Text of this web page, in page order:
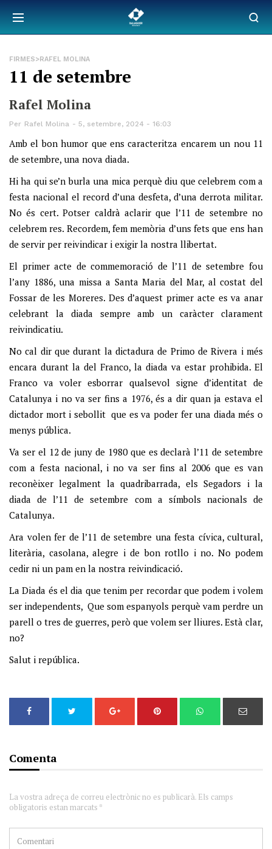
FIRMES>RAFEL MOLINA
11 de setembre
Rafel Molina
Per Rafel Molina 5, setembre, 2024 - 16:03
Amb el bon humor que ens caracteritza encarem un nou 11
de setembre, una nova diada.
Hi ha qui se’n burla una mica perquè diu que celebrem com a
festa nacional el record d’una desfeta, d’una derrota militar.
No és cert. Potser caldrà aclarir que l’11 de setembre no
celebrem res. Recordem, fem memòria d’uns fets que ens han
de servir per reivindicar i exigir la nostra llibertat.
El primer acte de commemoració de l’11 de setembre fou
l’any 1886, una missa a Santa Maria del Mar, al costat del
Fossar de les Moreres. Des d’aquest primer acte es va anar
celebrant la diada sempre amb un caràcter clarament
reivindicatiu.
No cal dir que durant la dictadura de Primo de Rivera i més
encara durant la del Franco, la diada va estar prohibida. El
Franco va voler esborrar qualsevol signe d’identitat de
Catalunya i no va ser fins a 1976, és a dir quan ja estava el
dictador mort i sebollit que es va poder fer una diada més o
menys pública.
Va ser el 12 de juny de 1980 que es declarà l’11 de setembre
com a festa nacional, i no va ser fins al 2006 que es van
reconèixer legalment la quadribarrada, els Segadors i la
diada de l’11 de setembre com a símbols nacionals de
Catalunya.
Ara volen fer de l’11 de setembre una festa cívica, cultural,
literària, casolana, alegre i de bon rotllo i no. No podem
cedir ni un pam en la nostra reivindicació.
La Diada és el dia que tenim per recordar que podem i volem
ser independents, Que som espanyols perquè vam perdre un
parell o tres de guerres, però que volem ser lliures. Està clar,
no?
Salut i república.
Comenta
La vostra adreça de correu electrònic no es publicarà. Els camps
obligatoris estan marcats *